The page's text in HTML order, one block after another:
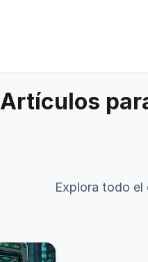
Artículos
Explora todo